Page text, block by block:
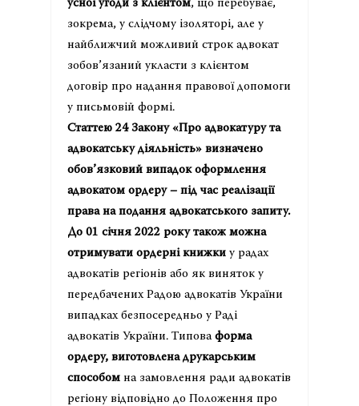
усної угоди з клієнтом, що перебуває,
зокрема, у слідчому ізоляторі, але у
найближчий можливий строк адвокат
зобов’язаний укласти з клієнтом
договір про надання правової допомоги
у письмовій формі.
Статтею 24 Закону «Про адвокатуру та
адвокатську діяльність» визначено
обов’язковий випадок оформлення
адвокатом ордеру – під час реалізації
права на подання адвокатського запиту.
До 01 січня 2022 року також можна
отримувати ордерні книжки у радах
адвокатів регіонів або як виняток у
передбачених Радою адвокатів України
випадках безпосередньо у Раді
адвокатів України. Типова форма
ордеру, виготовлена друкарським
способом на замовлення ради адвокатів
регіону відповідно до Положення про